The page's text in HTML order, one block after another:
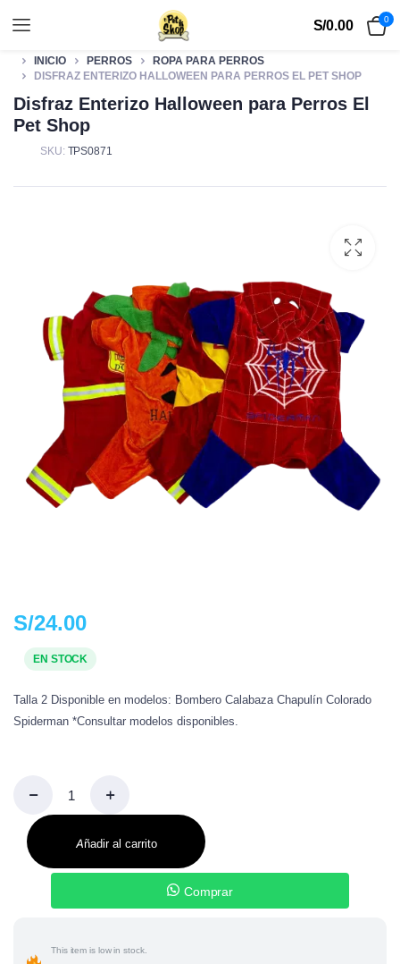
S/0.00 0
INICIO PERROS
ROPA PARA PERROS
DISFRAZ ENTERIZO HALLOWEEN PARA PERROS EL PET SHOP
Disfraz Enterizo Halloween para Perros El
Pet Shop
SKU: TPS0871
S/24.00
EN STOCK
Talla 2 Disponible en modelos: Bombero Calabaza Chapulín Colorado
Spiderman *Consultar modelos disponibles.
Añadir al carrito
Comprar
This item is low in stock.